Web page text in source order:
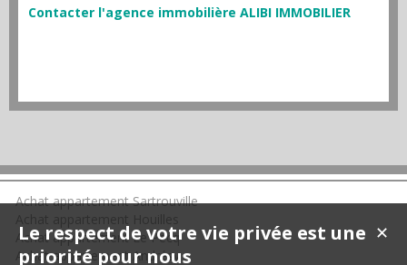
Contacter l'agence immobilière ALIBI IMMOBILIER
Achat appartement Sartrouville
Achat appartement Le Pecq
Achat appartement Andrésy
✕
Le respect de votre vie privée est une
priorité pour nous